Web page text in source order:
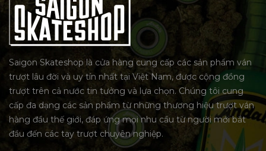
Saigon Skateshop là cửa hàng cung cấp các sản phẩm ván
trượt lâu đời và uy tín nhất tại Việt Nam, được cộng đồng
trượt trên cả nước tin tưởng và lựa chọn. Chúng tôi cung
cấp đa dạng các sản phẩm từ những thương hiệu trượt ván
hàng đầu thế giới, đáp ứng mọi nhu cầu từ người mới bắt
đầu đến các tay trượt chuyên nghiệp.